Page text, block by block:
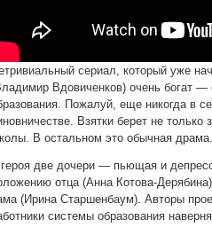
сериал, который уже
Вдовиченков) очень богат —
Пожалуй, еще никогда в
Взятки берет не
В остальном это обычная драма.
две дочери — пьющая и
отца (Анна Котова-
(Ирина Старшенбаум). Авторы
системы образования